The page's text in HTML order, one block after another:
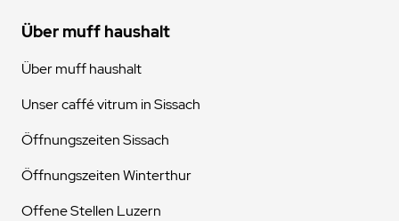
Über muff haushalt
Über muff haushalt
Unser caffé vitrum in Sissach
Öffnungszeiten Sissach
Öffnungszeiten Winterthur
Offene Stellen Luzern